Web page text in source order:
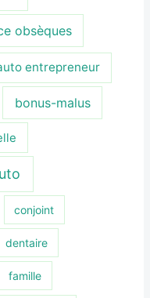
obsèques
entrepreneur
bonus-malus
conjoint
dentaire
famille